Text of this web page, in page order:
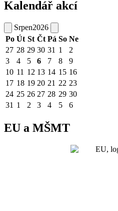
Kalendář akcí
Srpen2026
Po Út St Čt Pá So Ne
27 28 29 30 31 1
2
3
4 5 6 7 8
9
10 11 12 13 14 15 16
17 18 19 20 21 22 23
24 25 26 27 28 29 30
31 1 2 3 4 5 6
EU a MŠMT